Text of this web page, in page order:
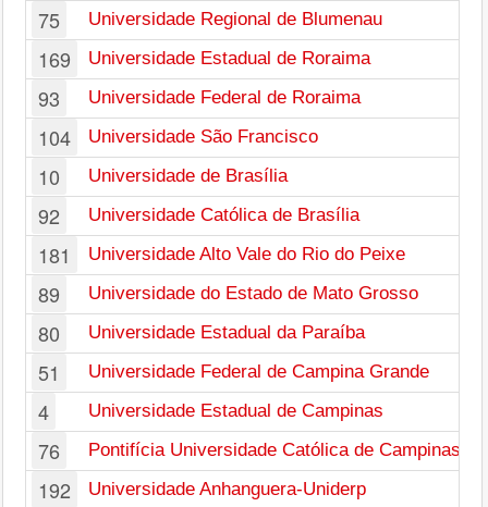
75 Universidade Regional de Blumenau
169 Universidade Estadual de Roraima
93 Universidade Federal de Roraima
104 Universidade São Francisco
10 Universidade de Brasília
92 Universidade Católica de Brasília
181 Universidade Alto Vale do Rio do Peixe
89 Universidade do Estado de Mato Grosso
80 Universidade Estadual da Paraíba
51 Universidade Federal de Campina Grande
4 Universidade Estadual de Campinas
76 Pontifícia Universidade Católica de Campinas
192 Universidade Anhanguera-Uniderp